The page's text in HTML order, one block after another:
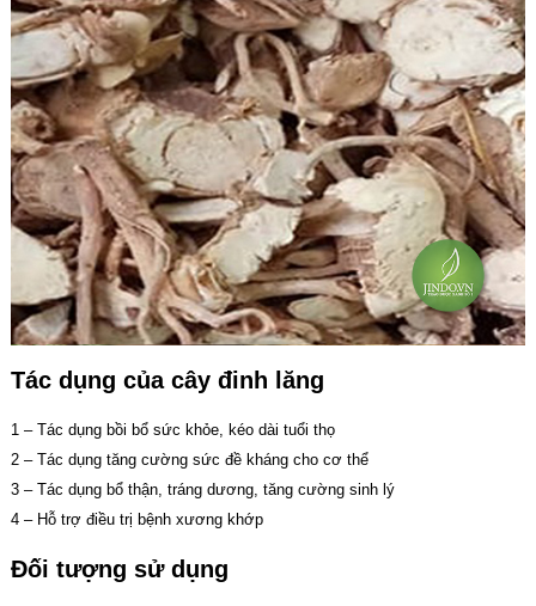
Tác dụng của cây đinh lăng
1 – Tác dụng bồi bổ sức khỏe, kéo dài tuổi thọ
2 – Tác dụng tăng cường sức đề kháng cho cơ thể
3 – Tác dụng bổ thận, tráng dương, tăng cường sinh lý
4 – Hỗ trợ điều trị bệnh xương khớp
Đối tượng sử dụng